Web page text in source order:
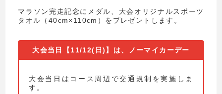
マラソン完走記念にメダル、大会オリジナルスポーツ
タオル（40cm×110cm）をプレゼントします。
大会当日【11/12(日)】は、ノーマイカーデー
大会当日はコース周辺で交通規制を実施しま
す。